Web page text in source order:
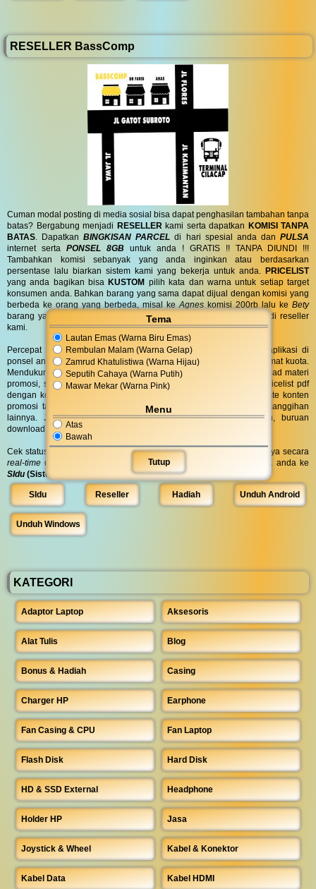
Tema
Lautan Emas (Warna Biru Emas)
Rembulan Malam (Warna Gelap)
Zamrud Khatulistiwa (Warna Hijau)
Seputih Cahaya (Warna Putih)
Mawar Mekar (Warna Pink)
Menu
Atas
Bawah
Tutup
RESELLER BassComp
Cuman modal posting di media sosial bisa dapat penghasilan tambahan tanpa
batas? Bergabung menjadi RESELLERkami serta dapatkan KOMISI TANPA
BATAS. DapatkanBINGKISAN PARCEL di hari spesial anda danPULSA
internet serta PONSEL 8GB untuk anda ! GRATIS !! TANPA DIUNDI !!!
Tambahkan komisi sebanyak yang anda inginkan atau berdasarkan
persentase lalu biarkan sistem kami yang bekerja untuk anda. PRICELIST
yang anda bagikan bisa KUSTOM pilih kata dan warna untuk setiap target
konsumen anda. Bahkan barang yang sama dapat dijual dengan komisi yang
berbeda ke orang yang berbeda, misal keAgneskomisi 200rb lalu ke Bety
barang yang sama komisi 300rb. Tertarik? Yuk buruan gabung jadi reseller
kami.
Percepat akses ke marketplace BassComp dengan menginstall aplikasi di
ponsel android atau notebook windows. Ukuran file sangat kecil hemat kuota.
Mendukung mencetak melalui printer bluetooth, download dan upload materi
promosi, scan barcode cerdas, membacakan isi layar, membuat pricelist pdf
dengan komisi yang dapat diubah sesuai keinginan, copy dan paste konten
promosi tanpa perlu repot memilih, berbagi link serta banyak kecanggihan
lainnya. Jangan sampai ketinggalan dengan teman yang lain, buruan
download aplikasinya.
Cek status servis, pembelian, garansi, kredit, sewa, inden dan lainnya secara
real-time dengan cukup memasukkannomor HP nomor nota anda ke
SIdu (Sistem Informasi Terpadu).
SIdu Reseller Hadiah Unduh Android
Unduh Windows
KATEGORI
Adaptor Laptop Aksesoris
Alat Tulis Blog
Bonus & Hadiah Casing
Charger HP Earphone
Fan Casing & CPU Fan Laptop
Flash Disk Hard Disk
HD & SSD External Headphone
Holder HP Jasa
Joystick & Wheel Kabel & Konektor
Kabel Data Kabel HDMI